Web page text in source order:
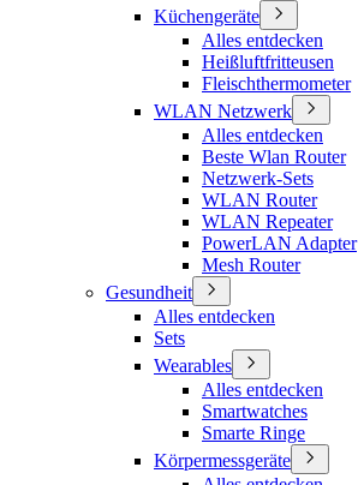
Küchengeräte
Alles entdecken
Heißluftfritteusen
Fleischthermometer
WLAN Netzwerk
Alles entdecken
Beste Wlan Router
Netzwerk-Sets
WLAN Router
WLAN Repeater
PowerLAN Adapter
Mesh Router
Gesundheit
Alles entdecken
Sets
Wearables
Alles entdecken
Smartwatches
Smarte Ringe
Körpermessgeräte